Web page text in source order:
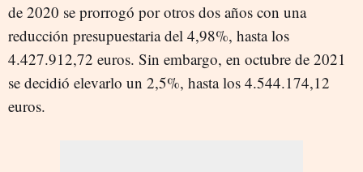
de 2020 se prorrogó por otros dos años con una
reducción presupuestaria del 4,98%, hasta los
4.427.912,72 euros. Sin embargo, en octubre de 2021
se decidió elevarlo un 2,5%, hasta los 4.544.174,12
euros.